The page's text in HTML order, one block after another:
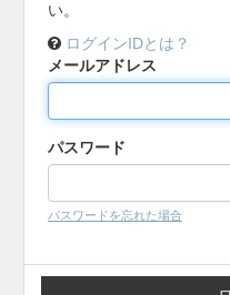
い。
ログインIDとは？
メールアドレス
パスワード
パスワードを忘れた場合